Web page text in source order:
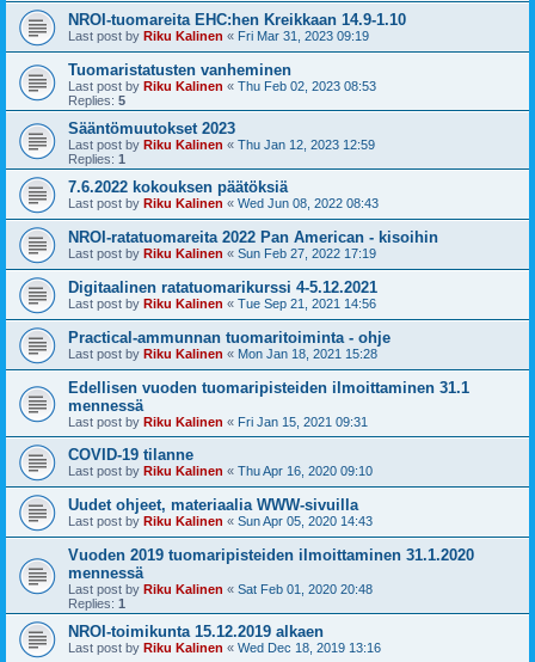
NROI-tuomareita EHC:hen Kreikkaan 14.9-1.10
Last post by Riku Kalinen « Fri Mar 31, 2023 09:19
Tuomaristatusten vanheminen
Last post by Riku Kalinen « Thu Feb 02, 2023 08:53
Replies: 5
Sääntömuutokset 2023
Last post by Riku Kalinen « Thu Jan 12, 2023 12:59
Replies: 1
7.6.2022 kokouksen päätöksiä
Last post by Riku Kalinen « Wed Jun 08, 2022 08:43
NROI-ratatuomareita 2022 Pan American - kisoihin
Last post by Riku Kalinen « Sun Feb 27, 2022 17:19
Digitaalinen ratatuomarikurssi 4-5.12.2021
Last post by Riku Kalinen « Tue Sep 21, 2021 14:56
Practical-ammunnan tuomaritoiminta - ohje
Last post by Riku Kalinen « Mon Jan 18, 2021 15:28
Edellisen vuoden tuomaripisteiden ilmoittaminen 31.1
mennessä
Last post by Riku Kalinen « Fri Jan 15, 2021 09:31
COVID-19 tilanne
Last post by Riku Kalinen « Thu Apr 16, 2020 09:10
Uudet ohjeet, materiaalia WWW-sivuilla
Last post by Riku Kalinen « Sun Apr 05, 2020 14:43
Vuoden 2019 tuomaripisteiden ilmoittaminen 31.1.2020
mennessä
Last post by Riku Kalinen « Sat Feb 01, 2020 20:48
Replies: 1
NROI-toimikunta 15.12.2019 alkaen
Last post by Riku Kalinen « Wed Dec 18, 2019 13:16